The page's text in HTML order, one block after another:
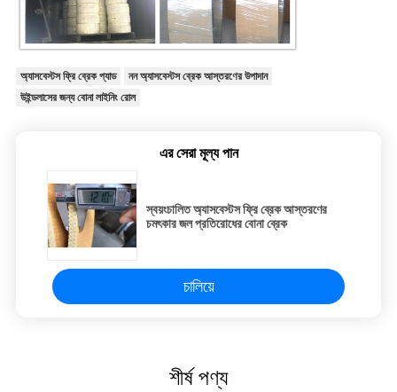
অ্যাসবেস্টস ফ্রি ব্রেক প্যাড
নন অ্যাসবেস্টস ব্রেক আস্তরণের উপাদান
উইন্ডলাসের জন্য বোনা লাইনিং রোল
এর সেরা মূল্য পান
স্বয়ংচালিত অ্যাসবেস্টস ফ্রি ব্রেক আস্তরণের
চমৎকার জল প্রতিরোধের বোনা ব্রেক
চালিয়ে
শীর্ষ পণ্য